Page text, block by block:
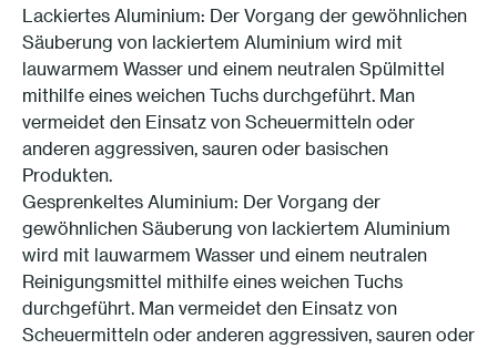
Lackiertes Aluminium: Der Vorgang der gewöhnlichen
Säuberung von lackiertem Aluminium wird mit
lauwarmem Wasser und einem neutralen Spülmittel
mithilfe eines weichen Tuchs durchgeführt. Man
vermeidet den Einsatz von Scheuermitteln oder
anderen aggressiven, sauren oder basischen
Produkten.
Gesprenkeltes Aluminium: Der Vorgang der
gewöhnlichen Säuberung von lackiertem Aluminium
wird mit lauwarmem Wasser und einem neutralen
Reinigungsmittel mithilfe eines weichen Tuchs
durchgeführt. Man vermeidet den Einsatz von
Scheuermitteln oder anderen aggressiven, sauren oder